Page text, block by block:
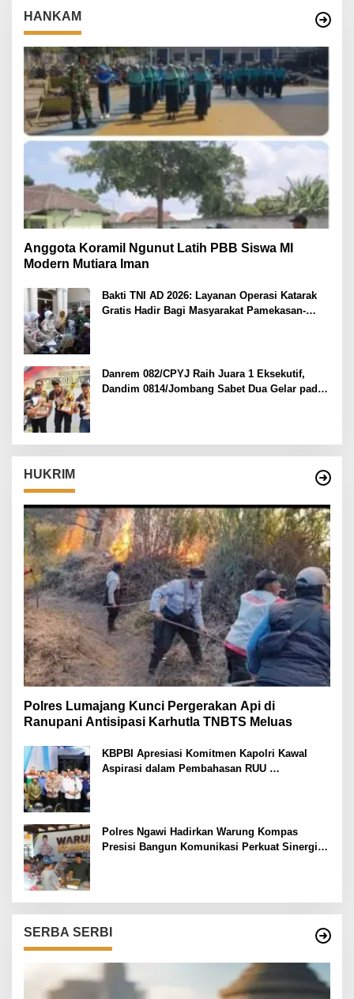
HANKAM
Anggota Koramil Ngunut Latih PBB Siswa MI
Modern Mutiara Iman
Bakti TNI AD 2026: Layanan Operasi Katarak
Gratis Hadir Bagi Masyarakat Pamekasan-
Danrem 082/CPYJ Raih Juara 1 Eksekutif,
Dandim 0814/Jombang Sabet Dua Gelar pada
HUKRIM
Polres Lumajang Kunci Pergerakan Api di
Ranupani Antisipasi Karhutla TNBTS Meluas
KBPBI Apresiasi Komitmen Kapolri Kawal
Aspirasi dalam Pembahasan RUU
Polres Ngawi Hadirkan Warung Kompas
Presisi Bangun Komunikasi Perkuat Sinergi
SERBA SERBI